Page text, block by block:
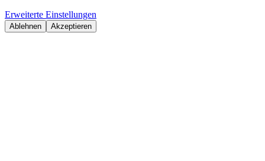
Erweiterte Einstellungen
Ablehnen Akzeptieren